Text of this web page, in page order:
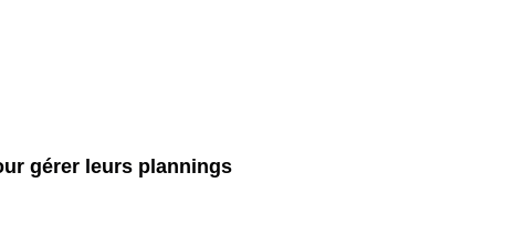
gérer leurs plannings